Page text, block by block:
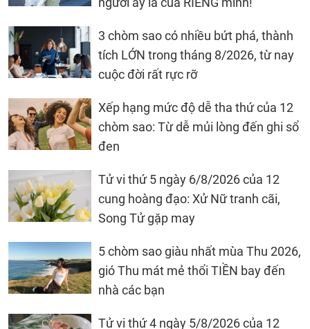
3 chòm sao có nhiều bứt phá, thành
tích LỚN trong tháng 8/2026, từ nay
cuộc đời rất rực rỡ
Xếp hạng mức độ dễ tha thứ của 12
chòm sao: Từ dễ mủi lòng đến ghi sổ
đen
Tử vi thứ 5 ngày 6/8/2026 của 12
cung hoàng đạo: Xử Nữ tranh cãi,
Song Tử gặp may
5 chòm sao giàu nhất mùa Thu 2026,
gió Thu mát mẻ thổi TIỀN bay đến
nhà các bạn
Tử vi thứ 4 ngày 5/8/2026 của 12